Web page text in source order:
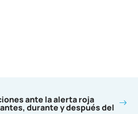
ante la alerta roja
durante y después del